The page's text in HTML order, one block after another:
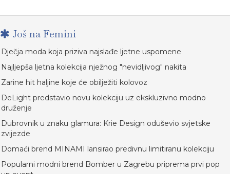
Još na Femini
Dječja moda koja priziva najslađe ljetne uspomene
Najljepša ljetna kolekcija nježnog "nevidljivog" nakita
Zarine hit haljine koje će obilježiti kolovoz
DeLight predstavio novu kolekciju uz ekskluzivno modno
druženje
Dubrovnik u znaku glamura: Krie Design oduševio svjetske
zvijezde
Domaći brend MINAMI lansirao predivnu limitiranu kolekciju
Popularni modni brend Bomber u Zagrebu priprema prvi pop